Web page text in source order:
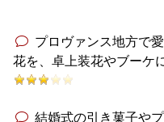
プロヴァンス地方で
花を、卓上装花やブーケ
結婚式の引き菓子や